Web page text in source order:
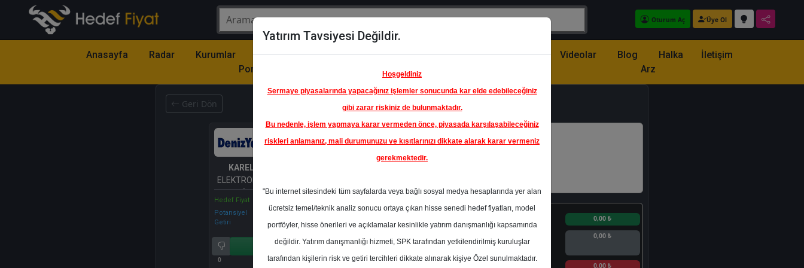
Oturum Aç Üye Ol
Anasayfa Radar Kurumlar
Model
Portföy
Hisse
Öne
Çıkanlar
Raporlar Partnerlerimiz Videolar Blog
Halka
Arz
İletişim
Geri Dön
KAREL
ELEKTRONİK SANAYİ
VE TİCARET A.Ş.
Hedef Fiyat
Potansiyel
Getiri
%0.00
0 0
En Yüksek Tahmin 0,00 ₺
Ortalama Fiyat
Tahmini
0,00 ₺
0,00 ₺
Yatırım Tavsiyesi Değildir.
Hoşgeldiniz
Sermaye piyasalarında yapacağınız işlemler sonucunda kar elde edebileceğiniz
gibi zarar riskiniz de bulunmaktadır.
Bu nedenle, işlem yapmaya karar vermeden önce, piyasada karşılaşabileceğiniz
riskleri anlamanız, mali durumunuzu ve kısıtlarınızı dikkate alarak karar vermeniz
gerekmektedir.
"Bu internet sitesindeki tüm sayfalarda veya bağlı sosyal medya hesaplarında yer alan
ücretsiz temel/teknik analiz sonucu ortaya çıkan hisse senedi hedef fiyatları, model
portföyler, hisse önerileri ve açıklamalar kesinlikle yatırım danışmanlığı kapsamında
değildir. Yatırım danışmanlığı hizmeti, SPK tarafından yetkilendirilmiş kuruluşlar
tarafından kişilerin risk ve getiri tercihleri dikkate alınarak kişiye Özel sunulmaktadır.